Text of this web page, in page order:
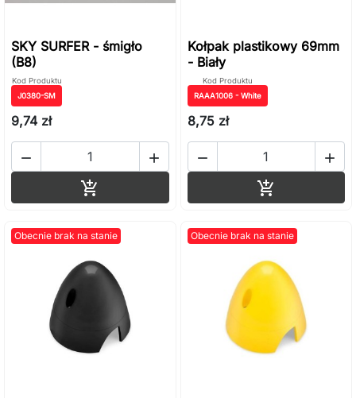
SKY SURFER - śmigło
(B8)
Kod Produktu
J0380-SM
9,74 zł
 

Kołpak plastikowy 69mm
- Biały
Kod Produktu
RAAA1006 - White
8,75 zł
 

Obecnie brak na stanie Obecnie brak na stanie